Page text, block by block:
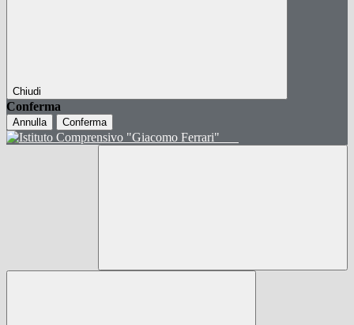
Chiudi
Conferma
Annulla Conferma